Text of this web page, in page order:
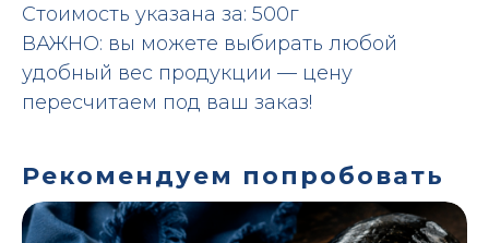
Стоимость указана за: 500г
ВАЖНО: вы можете выбирать любой
удобный вес продукции — цену
пересчитаем под ваш заказ!
Рекомендуем попробовать